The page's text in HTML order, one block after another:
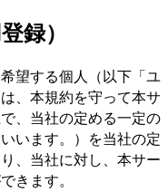
録）
望する個人（以下「ユ
、本規約を守って本サ
、当社の定める一定の
います。）を当社の定
、当社に対し、本サー
きます。